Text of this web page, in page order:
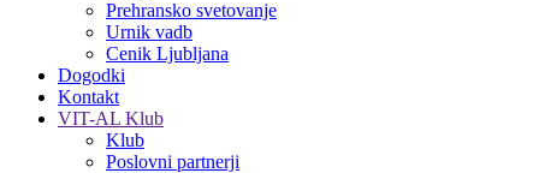
Prehransko svetovanje
Urnik vadb
Cenik Ljubljana
Dogodki
Kontakt
VIT-AL Klub
Klub
Poslovni partnerji